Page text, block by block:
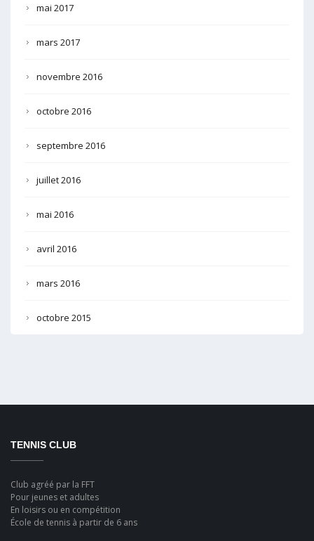
mai 2017
mars 2017
novembre 2016
octobre 2016
septembre 2016
juillet 2016
mai 2016
avril 2016
mars 2016
octobre 2015
TENNIS CLUB
Club agréé par la FFT
Pour jeunes et adultes
En loisirs ou en compétition
École de tennis à partir de 6 ans